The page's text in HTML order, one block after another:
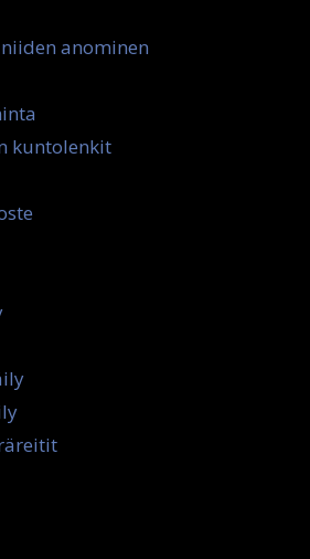
anominen
kuntolenkit